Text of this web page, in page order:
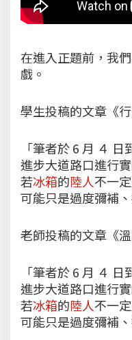
在進入正題前，我
戲。
學生投稿的文章《
「筆者於 6 月 ４
進步大道路口進行
若冰箱的陸人不一
可能只是過度彌補
老師投稿的文章《
「筆者於 6 月 ４
進步大道路口進行
若冰箱的陸人不一
可能只是過度彌補